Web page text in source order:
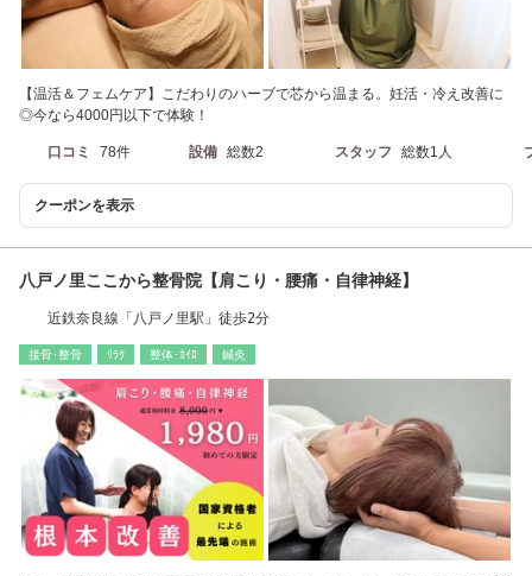
【温活＆フェムケア】こだわりのハーブで芯から温まる。妊活・冷え改善に
◎今なら4000円以下で体験！
口コミ 78件 設備 総数2 スタッフ 総数1人
クーポンを表示
八戸ノ里ここから整骨院【肩こり・腰痛・自律神経】
近鉄奈良線「八戸ノ里駅」徒歩2分
接骨･整骨 ﾘﾗｸ 整体･ｶｲﾛ 鍼灸